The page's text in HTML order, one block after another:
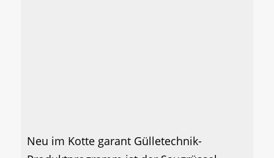
Neu im Kotte garant Gülletechnik-